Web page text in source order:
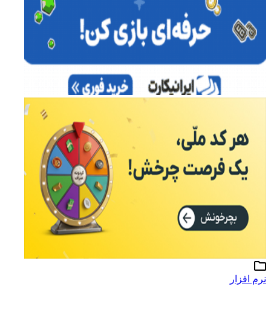
نرم افزار